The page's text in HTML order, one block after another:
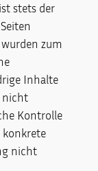
stets der
zum
Inhalte
nicht
Kontrolle
konkrete
nicht